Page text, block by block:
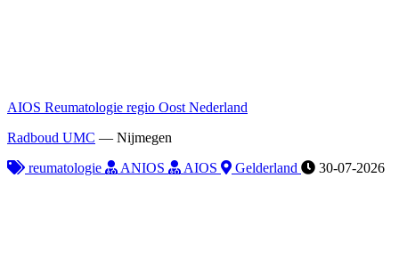
AIOS Reumatologie regio Oost Nederland
Radboud UMC — Nijmegen
reumatologie
ANIOS AIOS Gelderland 30-07-2026